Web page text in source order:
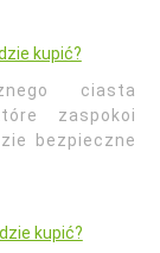
kupić?
ciasta
zaspokoi
bezpieczne
kupić?